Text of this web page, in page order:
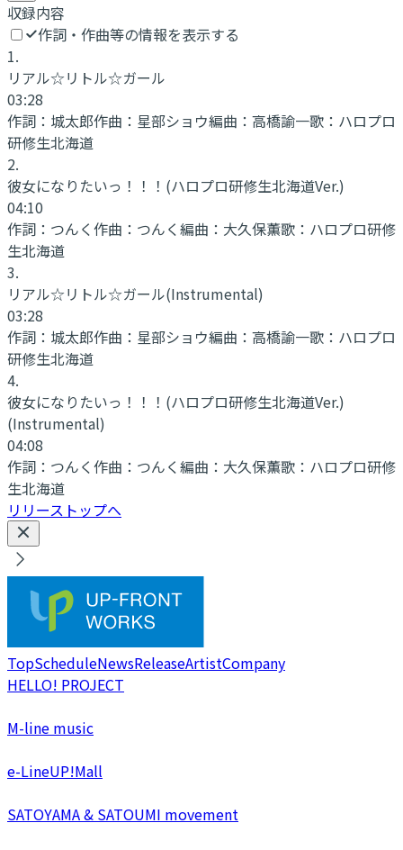
収録内容
作詞・作曲等の情報を表示する
1.
リアル☆リトル☆ガール
03:28
作詞： 城太郎作曲： 星部ショウ編曲： 高橋諭一歌： ハロプロ
研修生北海道
2.
彼女になりたいっ！！！(ハロプロ研修生北海道Ver.)
04:10
作詞： つんく作曲： つんく編曲： 大久保薫歌： ハロプロ研修
生北海道
3.
リアル☆リトル☆ガール(Instrumental)
03:28
作詞： 城太郎作曲： 星部ショウ編曲： 高橋諭一歌： ハロプロ
研修生北海道
4.
彼女になりたいっ！！！(ハロプロ研修生北海道Ver.)
(Instrumental)
04:08
作詞： つんく作曲： つんく編曲： 大久保薫歌： ハロプロ研修
生北海道
リリーストップへ
TopScheduleNewsReleaseArtistCompany
HELLO! PROJECT
M-line music
e-LineUP!Mall
SATOYAMA & SATOUMI movement